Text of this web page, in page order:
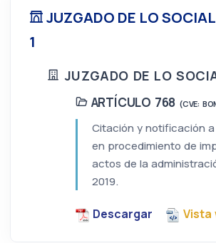
JUZGADO DE LO SOCIAL
1
JUZGADO DE LO
ARTÍCULO 768 (CVE:
Citación y notificación a
en procedimiento de
actos de la
2019.
Descargar Vista